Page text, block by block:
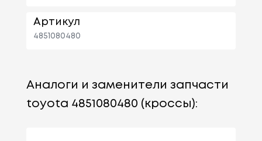
Артикул
4851080480
Аналоги и заменители запчасти
toyota 4851080480 (кроссы):